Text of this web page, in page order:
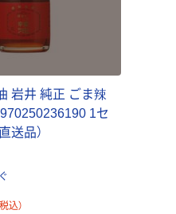
岩井 純正 ごま辣
1セ
送品）
税込）